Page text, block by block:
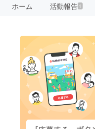
ホーム 活動報告1